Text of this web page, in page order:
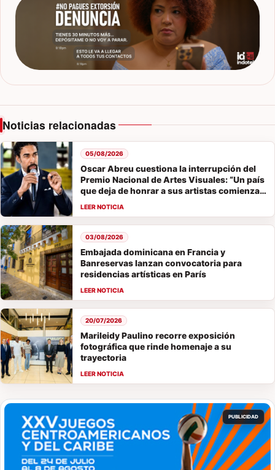
Noticias relacionadas
Oscar Abreu cuestiona la interrupción del
Premio Nacional de Artes Visuales: “Un país
que deja de honrar a sus artistas comienza a
05/08/2026
Embajada dominicana en Francia y
Banreservas lanzan convocatoria para
residencias artísticas en París
03/08/2026
Marileidy Paulino recorre exposición
fotográfica que rinde homenaje a su
trayectoria
20/07/2026